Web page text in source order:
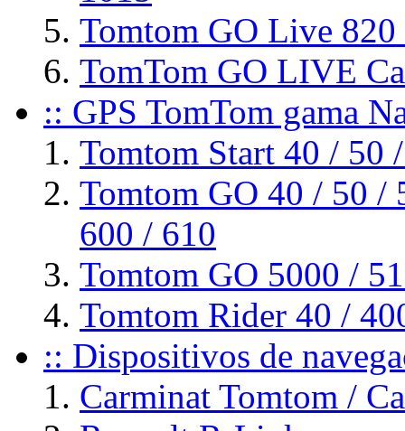
Tomtom GO Live 820
TomTom GO LIVE
:: GPS TomTom gama
Tomtom Start 40 / 50
Tomtom GO 40 / 50 /
600 / 610
Tomtom GO 5000 /
Tomtom Rider 40 /
:: Dispositivos de
Carminat Tomtom /